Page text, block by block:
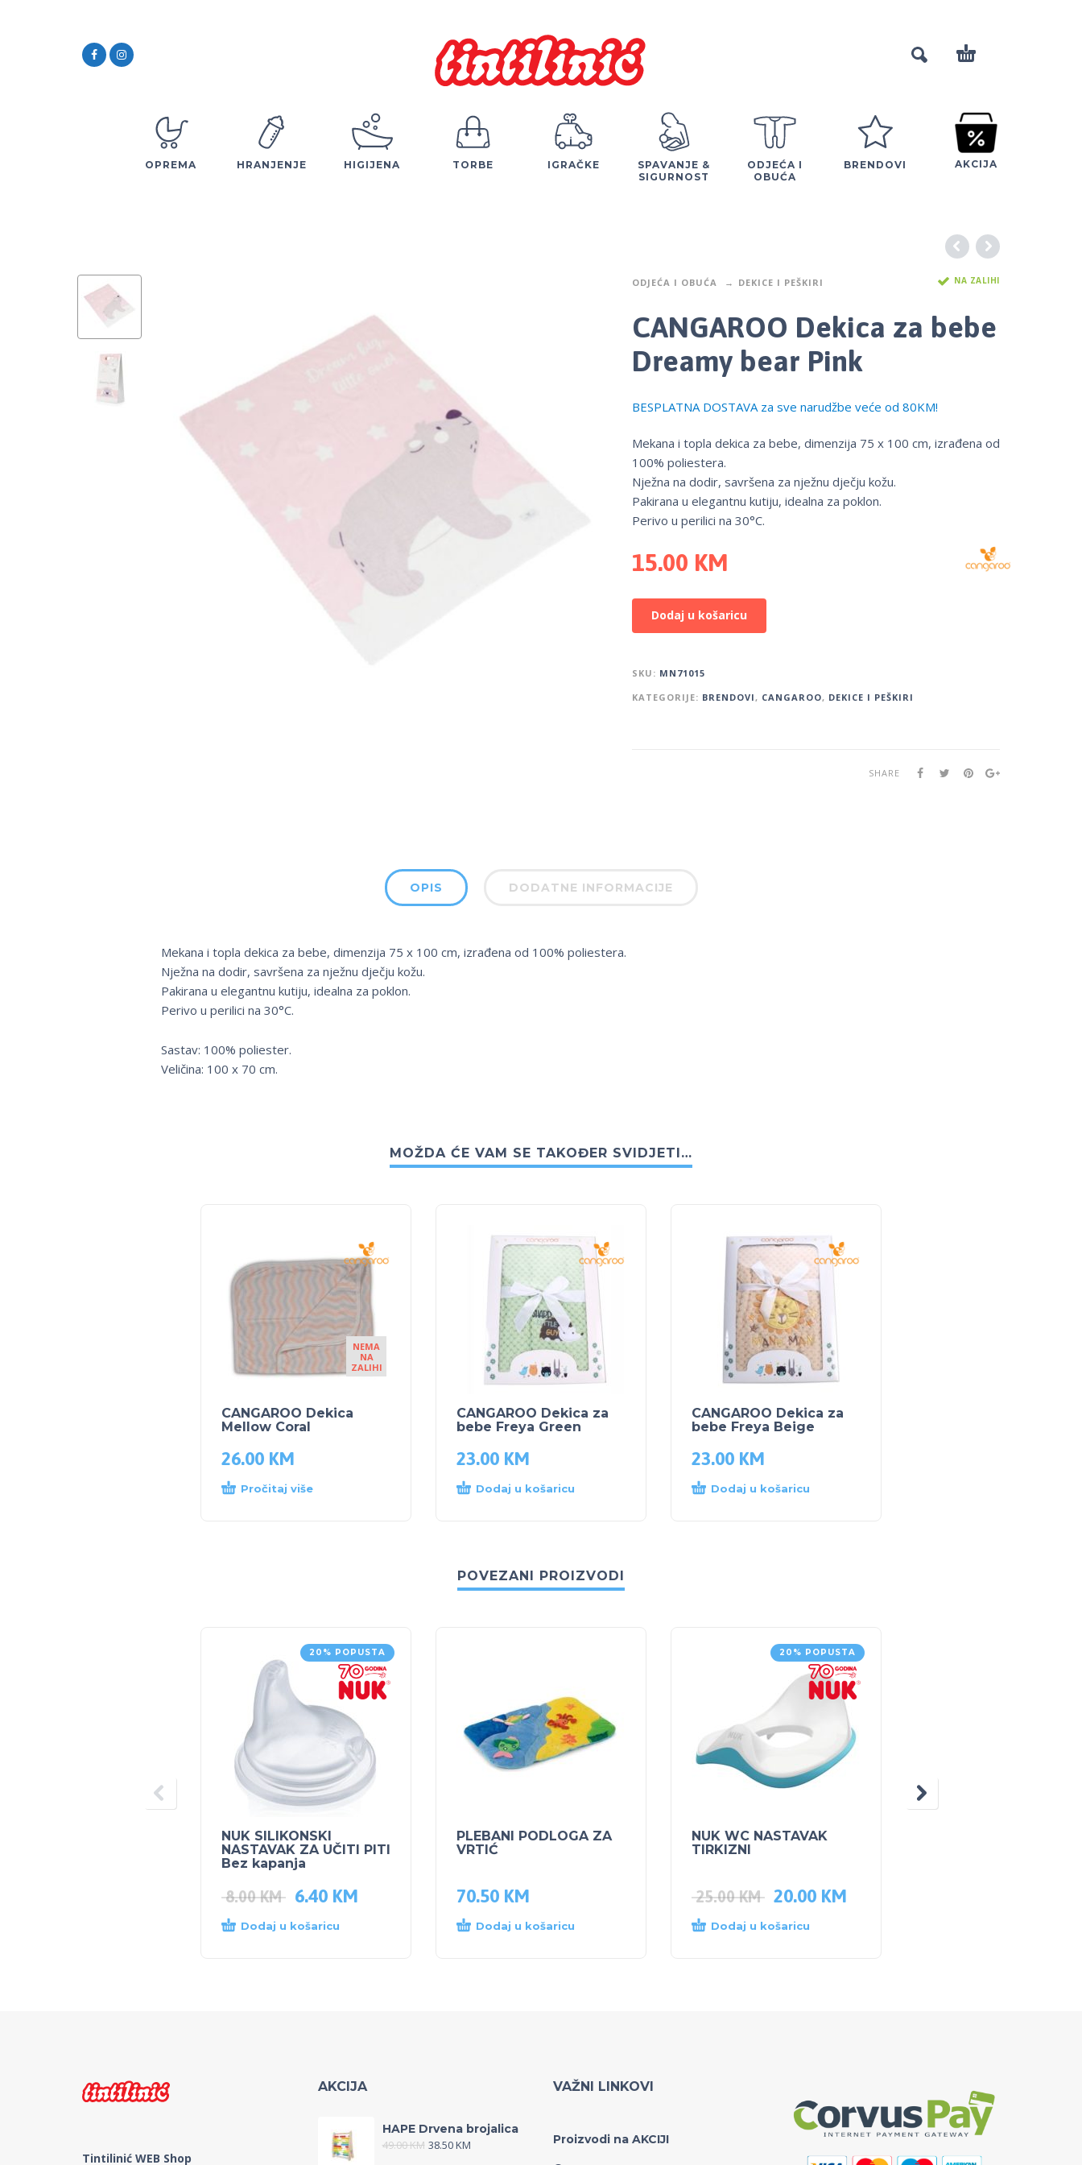
OPREMA HRANJENJE HIGIJENA TORBE IGRAČKE
SPAVANJE &
SIGURNOST
ODJEĆA I
OBUĆA
BRENDOVI AKCIJA
ODJEĆA I OBUĆA DEKICE I PEŠKIRI NA ZALIHI
CANGAROO Dekica za bebe
Dreamy bear Pink
BESPLATNA DOSTAVA za sve narudžbe veće od 80KM!
Mekana i topla dekica za bebe, dimenzija 75 x 100 cm, izrađena od
100% poliestera.
Nježna na dodir, savršena za nježnu dječju kožu.
Pakirana u elegantnu kutiju, idealna za poklon.
Perivo u perilici na 30°C.
15.00 KM
Dodaj u košaricu
SKU: MN71015
KATEGORIJE: BRENDOVI, CANGAROO, DEKICE I PEŠKIRI
SHARE
OPIS DODATNE INFORMACIJE
Mekana i topla dekica za bebe, dimenzija 75 x 100 cm, izrađena od 100% poliestera.
Nježna na dodir, savršena za nježnu dječju kožu.
Pakirana u elegantnu kutiju, idealna za poklon.
Perivo u perilici na 30°C.
Sastav: 100% poliester.
Veličina: 100 x 70 cm.
MOŽDA ĆE VAM SE TAKOĐER SVIDJETI…
NEMA
NA
ZALIHI
CANGAROO Dekica
Mellow Coral
26.00 KM
Pročitaj više
CANGAROO Dekica za
bebe Freya Green
23.00 KM
Dodaj u košaricu
CANGAROO Dekica za
bebe Freya Beige
23.00 KM
Dodaj u košaricu
POVEZANI PROIZVODI
20% POPUSTA
NUK SILIKONSKI
NASTAVAK ZA UČITI PITI
Bez kapanja
8.00KM 6.40 KM
Dodaj u košaricu
PLEBANI PODLOGA ZA
VRTIĆ
70.50 KM
Dodaj u košaricu
20% POPUSTA
NUK WC NASTAVAK
TIRKIZNI
25.00KM 20.00 KM
Dodaj u košaricu
Tintilinić WEB Shop
AKCIJA
HAPE Drvena brojalica
49.00KM 38.50KM
VAŽNI LINKOVI
Proizvodi na AKCIJI